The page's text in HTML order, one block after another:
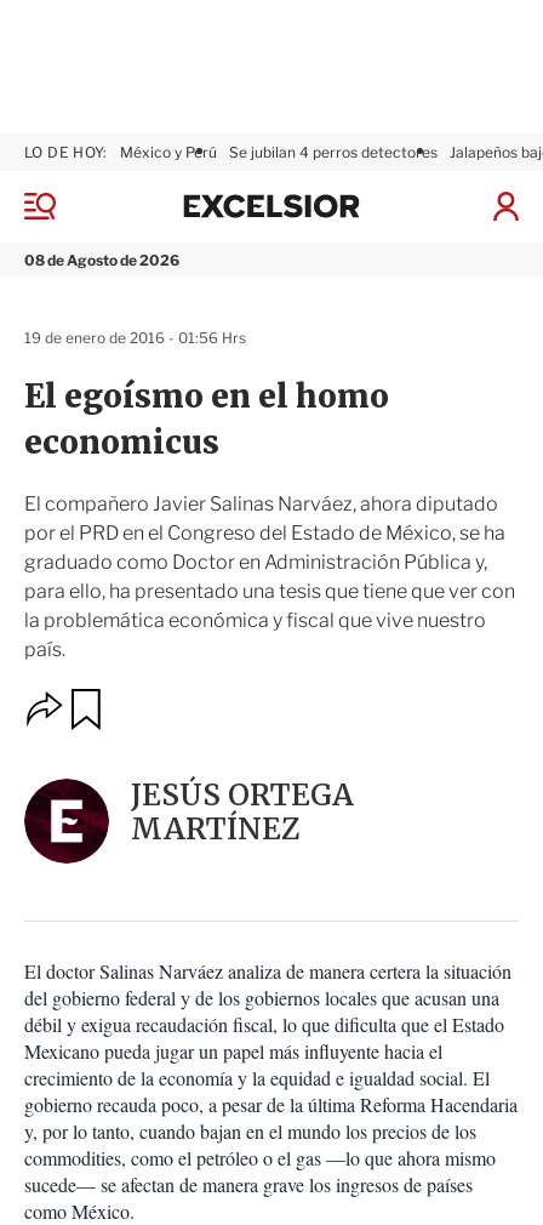
M
n
08 de Agosto de 2026
LO DE HOY: México y Perú Se jubilan 4 perros detectores Jalapeños
I
x
El egoísmo en el homo
economicus
El compañero Javier Salinas Narváez, ahora diputado
por el PRD en el Congreso del Estado de México, se ha
graduado como Doctor en Administración Pública y,
para ello, ha presentado una tesis que tiene que ver con
la problemática económica y fiscal que vive nuestro
país.
19 de enero de 2016 - 01:56 Hrs
O
p
n
e
s
c
m
p
a
r
i
r
a
r
JESÚS ORTEGA
MARTÍNEZ
El doctor Salinas Narváez analiza de manera certera la situación
del gobierno federal y de los gobiernos locales que acusan una
débil y exigua recaudación fiscal, lo que dificulta que el Estado
Mexicano pueda jugar un papel más influyente hacia el
crecimiento de la economía y la equidad e igualdad social. El
gobierno recauda poco, a pesar de la última Reforma Hacendaria
y, por lo tanto, cuando bajan en el mundo los precios de los
commodities, como el petróleo o el gas —lo que ahora mismo
sucede— se afectan de manera grave los ingresos de países
como México.